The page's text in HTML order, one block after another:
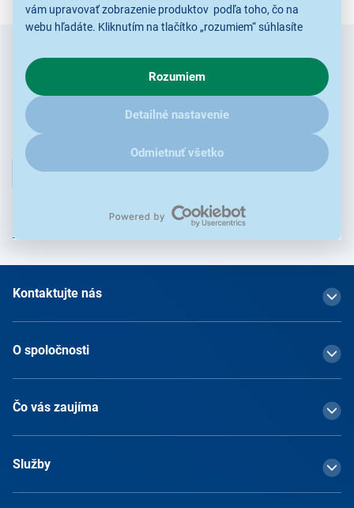
vám upravovať zobrazenie produktov podľa toho, čo na
webu hľadáte. Kliknutím na tlačítko „rozumiem“ súhlasíte
o chovaní na webe pre zobrazovaní cielených reklám.
V prípade že vás zaujímajú detaily, ako u nás s cookies a
ďalšími údaji pracujeme, kliknitesem.
Rozumiem
Detailné nastavenie
Odmietnuť všetko
Zadajte
e-mail
Chcete vedieť ako prvý o novinkách?
Radi by sme Vám posielali naše akcie a jedinečné zľavy.
Stačí zadať Váš e-mail a je to :)
Prihlásiť
Prihlásením na odber obchodných oznámení súhlasím so
spracovaním osobných údajov
Kontaktujte nás
O spoločnosti
Čo vás zaujíma
Služby